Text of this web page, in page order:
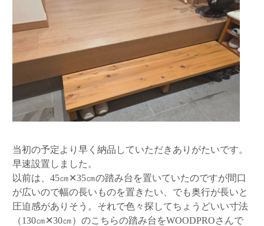
当初の予定より早く納品していただきありがたいです。
早速設置しました。
以前は、45㎝✕35㎝の踏み台を置いていたのですが間口
が広いので幅の長いものを置きたい、でも奥行が長いと
圧迫感がありそう。それで色々探してちょうどいい寸法
（130㎝✕30㎝）のこちらの踏み台をWOODPROさんで